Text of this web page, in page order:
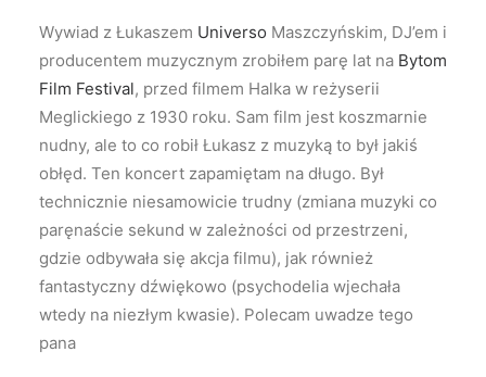
Wywiad z Łukaszem Universo Maszczyńskim, DJ’em i
producentem muzycznym zrobiłem parę lat na Bytom
Film Festival, przed filmem Halka w reżyserii
Meglickiego z 1930 roku. Sam film jest koszmarnie
nudny, ale to co robił Łukasz z muzyką to był jakiś
obłęd. Ten koncert zapamiętam na długo. Był
technicznie niesamowicie trudny (zmiana muzyki co
paręnaście sekund w zależności od przestrzeni,
gdzie odbywała się akcja filmu), jak również
fantastyczny dźwiękowo (psychodelia wjechała
wtedy na niezłym kwasie). Polecam uwadze tego
pana